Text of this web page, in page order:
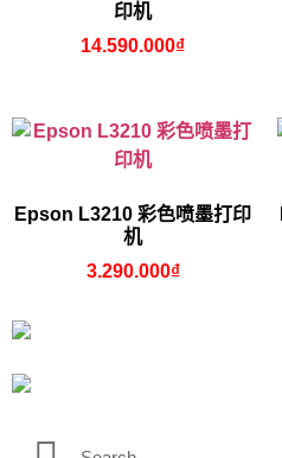
印机
14.590.000₫
Epson L3210 彩色喷墨打印
机
3.290.000₫